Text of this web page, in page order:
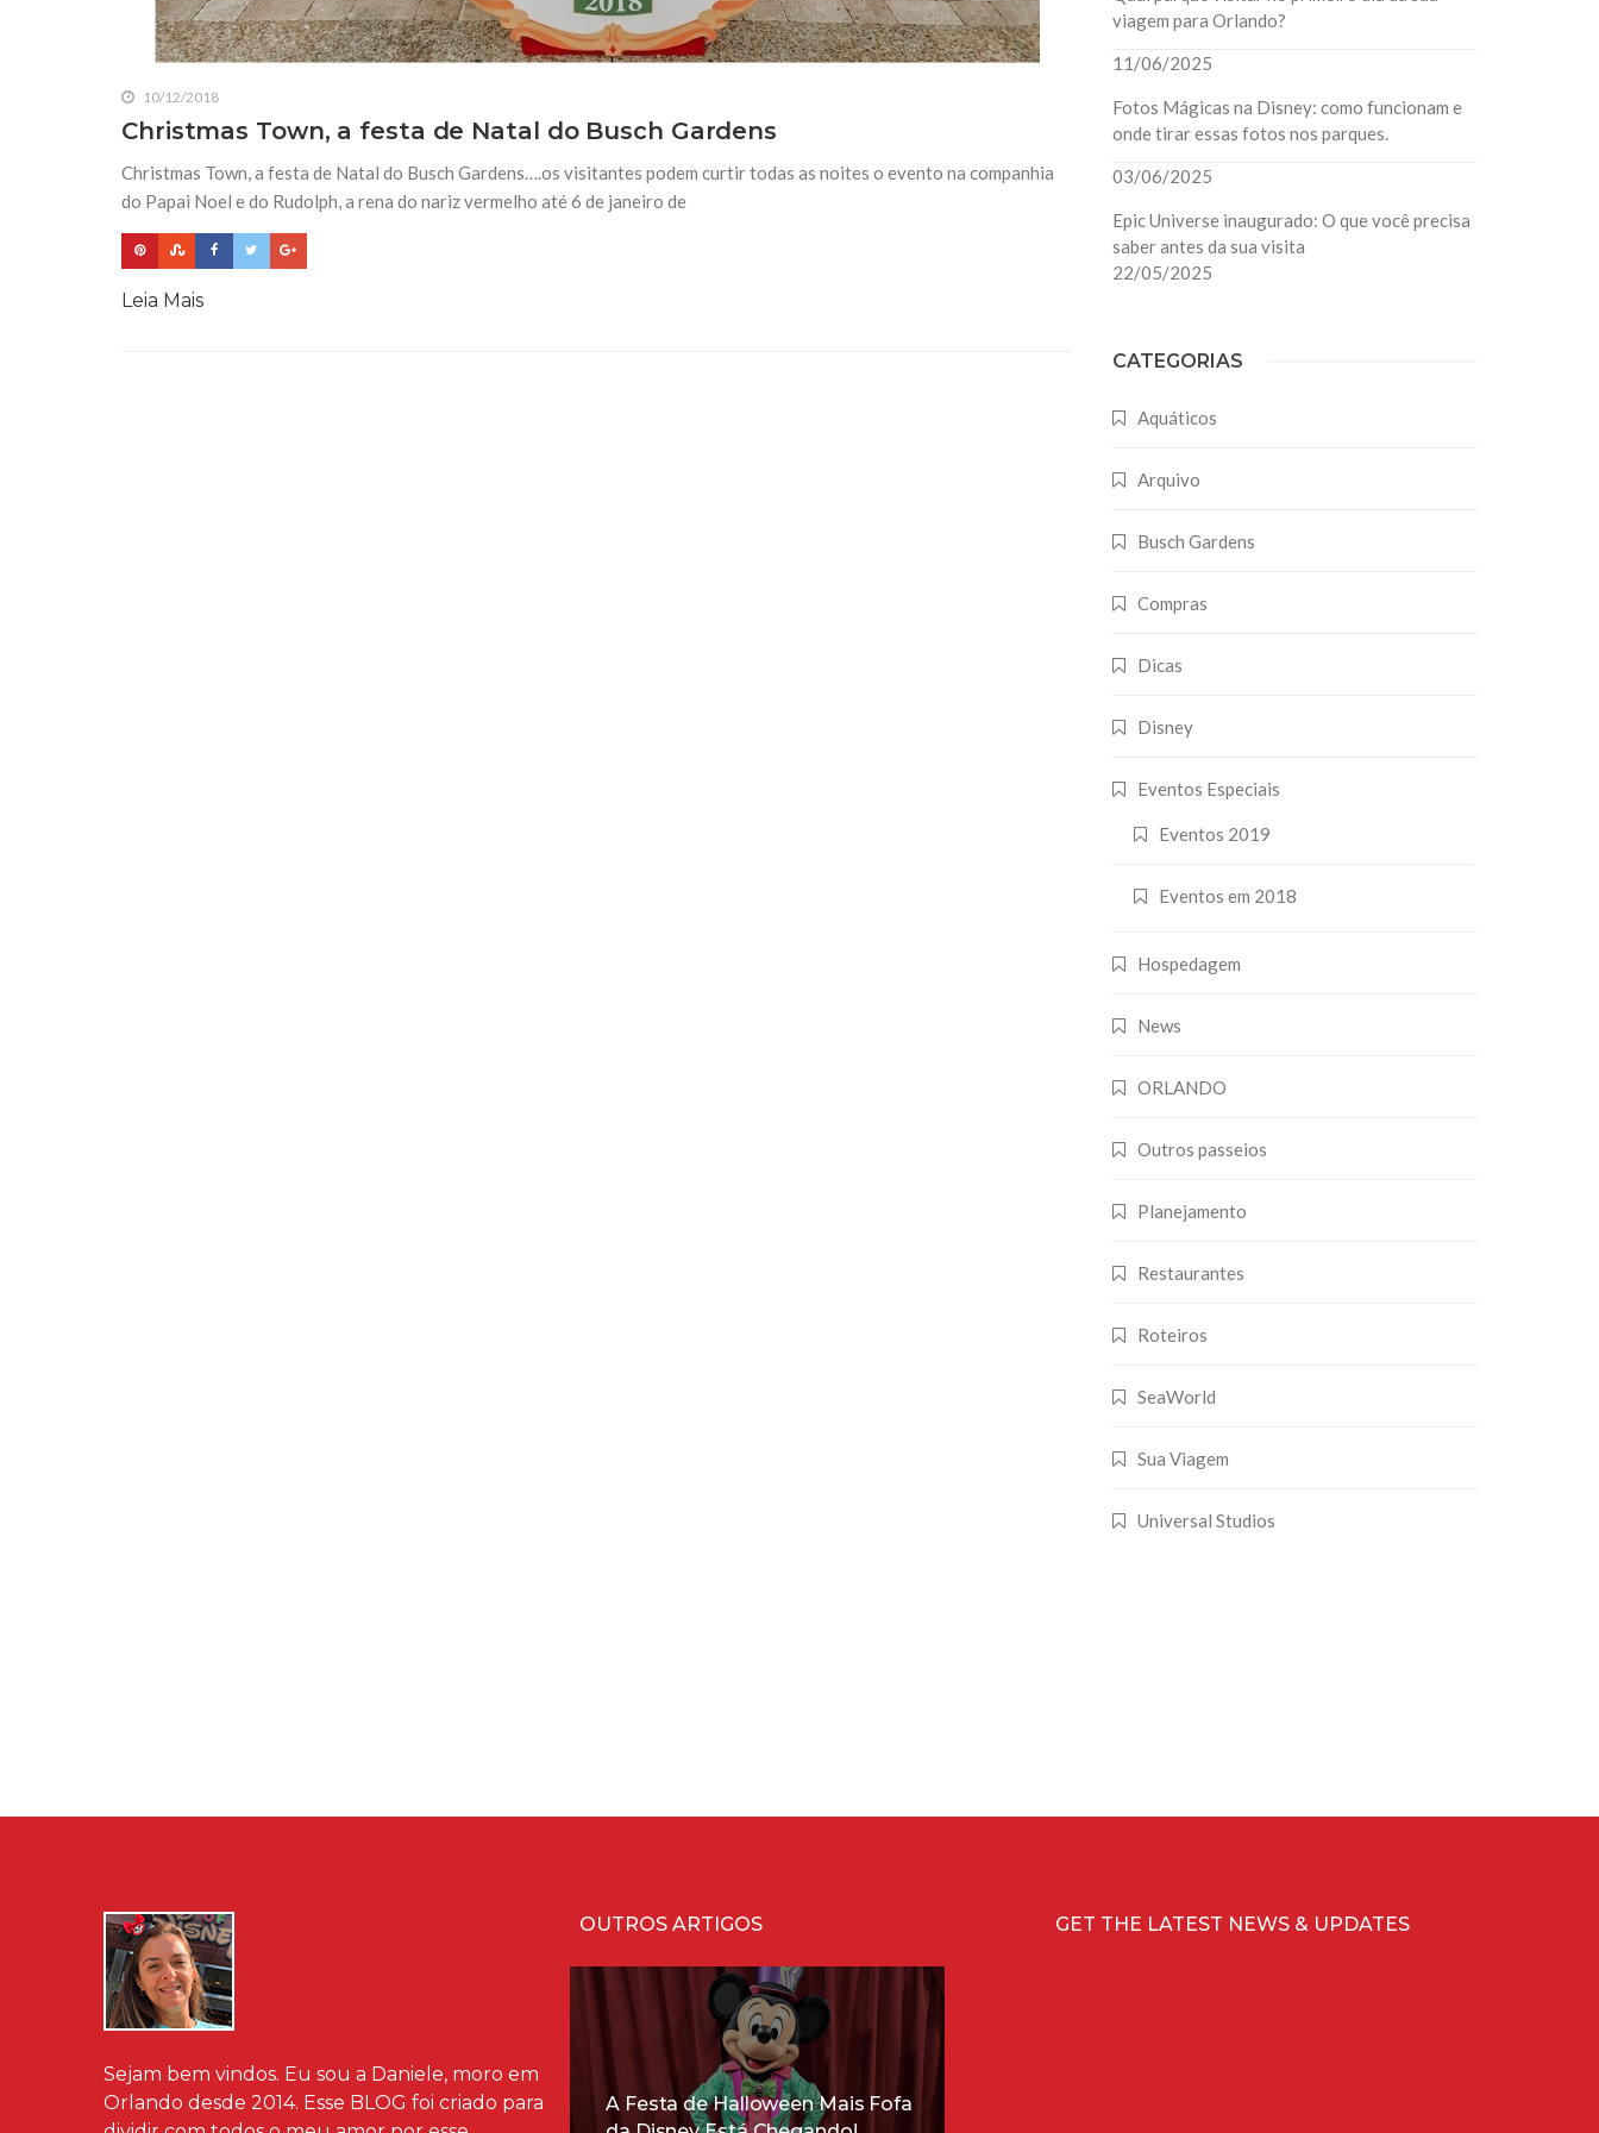
10/12/2018
Christmas Town, a festa de Natal do Busch Gardens
Christmas Town, a festa de Natal do Busch Gardens….os visitantes podem curtir todas as noites o evento na companhia
do Papai Noel e do Rudolph, a rena do nariz vermelho até 6 de janeiro de
Leia Mais
viagem para Orlando?
11/06/2025
Fotos Mágicas na Disney: como funcionam e
onde tirar essas fotos nos parques.
03/06/2025
Epic Universe inaugurado: O que você precisa
saber antes da sua visita
22/05/2025
CATEGORIAS
Aquáticos
Arquivo
Busch Gardens
Compras
Dicas
Disney
Eventos Especiais
Eventos 2019
Eventos em 2018
Hospedagem
News
ORLANDO
Outros passeios
Planejamento
Restaurantes
Roteiros
SeaWorld
Sua Viagem
Universal Studios
Sejam bem vindos. Eu sou a Daniele, moro em
Orlando desde 2014. Esse BLOG foi criado para
OUTROS ARTIGOS
A Festa de Halloween Mais Fofa
GET THE LATEST NEWS & UPDATES